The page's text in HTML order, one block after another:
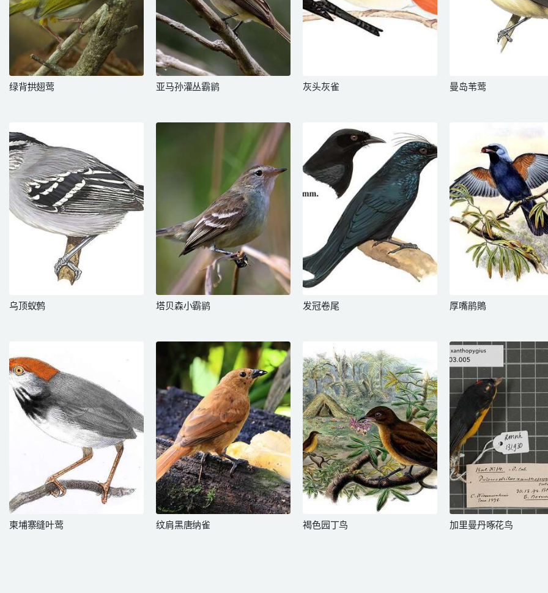
绿背拱翅莺 亚马孙灌丛霸鹟 灰头灰雀 曼岛苇莺
乌顶蚁鹩 塔贝森小霸鹟 发冠卷尾 厚嘴鹃鵙
柬埔寨缝叶莺 纹肩黑唐纳雀 褐色园丁鸟 加里曼丹啄花鸟